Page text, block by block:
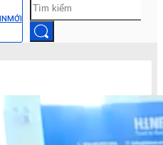
MỚI